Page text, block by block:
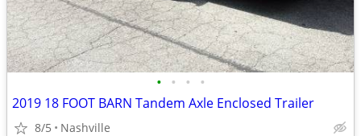
• • • •
2019 18 FOOT BARN Tandem Axle Enclosed Trailer
8/5 Nashville